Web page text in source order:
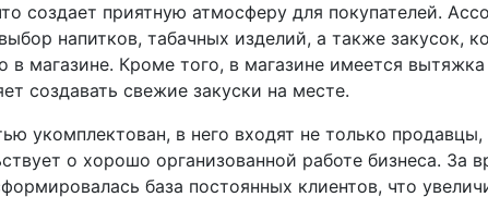
создает приятную атмосферу для покупателей.
напитков, табачных изделий, а также закусок,
в магазине. Кроме того, в магазине имеется
создавать свежие закуски на месте.
укомплектован, в него входят не только продавцы,
о хорошо организованной работе бизнеса. За
база постоянных клиентов, что